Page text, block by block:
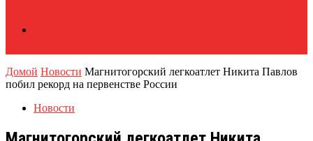
Домой Новости Магнитогорский легкоатлет Никита Павлов
побил рекорд на первенстве России
Новости